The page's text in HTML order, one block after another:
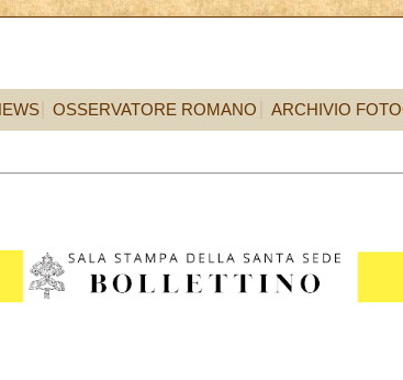
OSSERVATORE ROMANO ARCHIVIO